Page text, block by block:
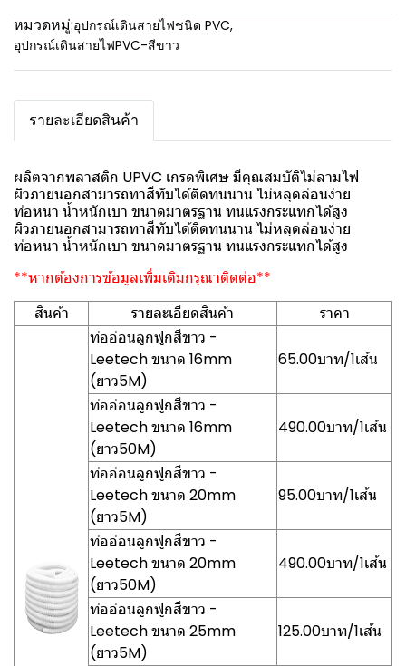
หมวดหมู่:อุปกรณ์เดินสายไฟชนิด PVC,
อุปกรณ์เดินสายไฟPVC-สีขาว
รายละเอียดสินค้า
ผลิตจากพลาสติก UPVC เกรดพิเศษ มีคุณสมบัติไม่ลามไฟ
ผิวภายนอกสามารถทาสีทับได้ติดทนนาน ไม่หลุดล่อนง่าย
ท่อหนา น้ำหนักเบา ขนาดมาตรฐาน ทนแรงกระแทกได้สูง
ผิวภายนอกสามารถทาสีทับได้ติดทนนาน ไม่หลุดล่อนง่าย
ท่อหนา น้ำหนักเบา ขนาดมาตรฐาน ทนแรงกระแทกได้สูง
**หากต้องการข้อมูลเพิ่มเติมกรุณาติดต่อ**
สินค้า
รายละเอียดสินค้า
ราคา
ท่ออ่อนลูกฟูกสีขาว -
Leetech ขนาด 16mm
(ยาว5M)
65.00บาท/1เส้น
ท่ออ่อนลูกฟูกสีขาว -
Leetech ขนาด 16mm
(ยาว50M)
490.00บาท/1เส้น
ท่ออ่อนลูกฟูกสีขาว -
Leetech ขนาด 20mm
(ยาว5M)
95.00บาท/1เส้น
ท่ออ่อนลูกฟูกสีขาว -
Leetech ขนาด 20mm
(ยาว50M)
490.00บาท/1เส้น
ท่ออ่อนลูกฟูกสีขาว -
Leetech ขนาด 25mm
(ยาว5M)
125.00บาท/1เส้น